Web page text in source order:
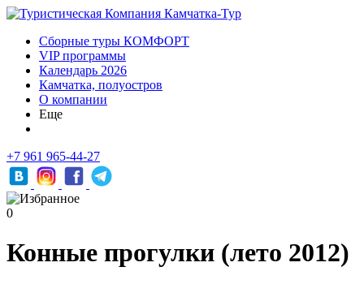
Сборные туры КОМФОРТ
VIP программы
Календарь 2026
Камчатка, полуостров
О компании
Еще
+7 961 965-44-27
0
Конные прогулки (лето 2012)